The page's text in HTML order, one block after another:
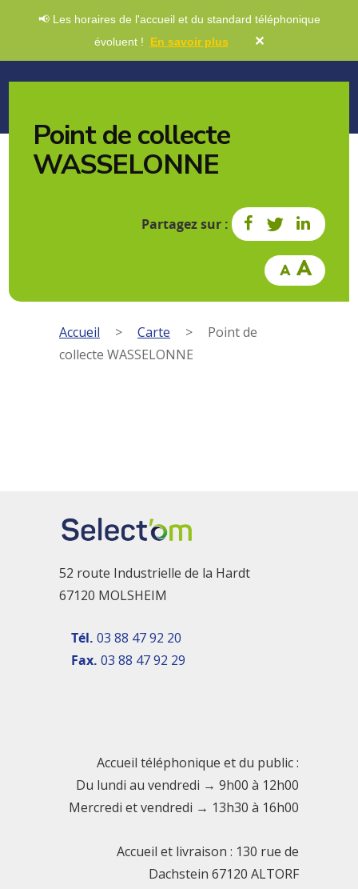
📢 Les horaires de l'accueil et du standard téléphonique
évoluent ! En savoir plus ✕
Point de collecte
WASSELONNE
Partagez sur :
Accueil > Carte >
Point de
collecte WASSELONNE
52 route Industrielle de la Hardt
67120 MOLSHEIM
Tél. 03 88 47 92 20
Fax. 03 88 47 92 29
Accueil téléphonique et du public :
Du lundi au vendredi → 9h00 à 12h00
Mercredi et vendredi → 13h30 à 16h00
Accueil et livraison : 130 rue de
Dachstein 67120 ALTORF